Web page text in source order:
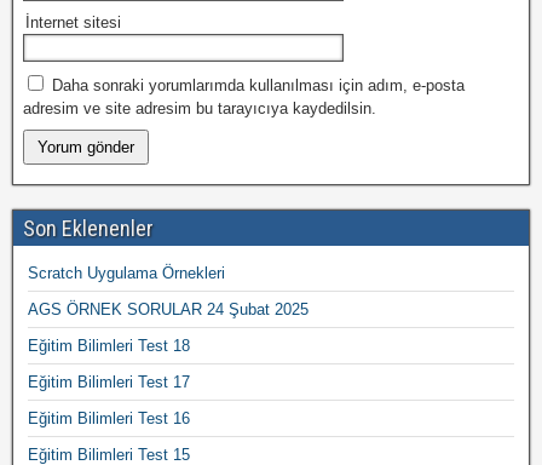
İnternet sitesi
Daha sonraki yorumlarımda kullanılması için adım, e-posta
adresim ve site adresim bu tarayıcıya kaydedilsin.
Son Eklenenler
Scratch Uygulama Örnekleri
AGS ÖRNEK SORULAR 24 Şubat 2025
Eğitim Bilimleri Test 18
Eğitim Bilimleri Test 17
Eğitim Bilimleri Test 16
Eğitim Bilimleri Test 15